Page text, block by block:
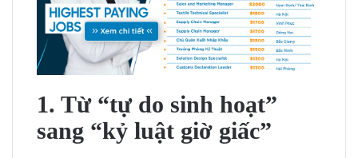
1. Từ “tự do sinh hoạt”
sang “kỷ luật giờ giấc”